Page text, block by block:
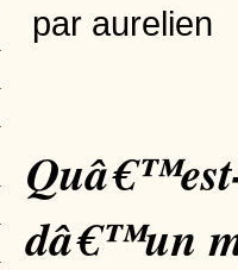
par aurelien
dâ€™un